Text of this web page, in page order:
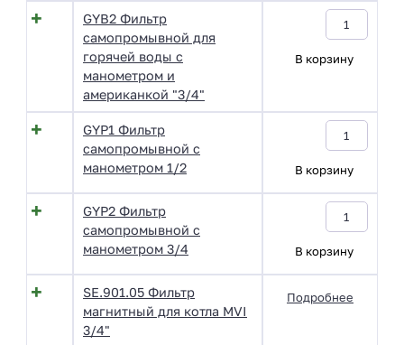
GYB2 Фильтр
самопромывной для
горячей воды с
манометром и
американкой "3/4"
В корзину
GYP1 Фильтр
самопромывной с
манометром 1/2
В корзину
GYP2 Фильтр
самопромывной с
манометром 3/4
В корзину
SE.901.05 Фильтр
магнитный для котла MVI
3/4"
Подробнее